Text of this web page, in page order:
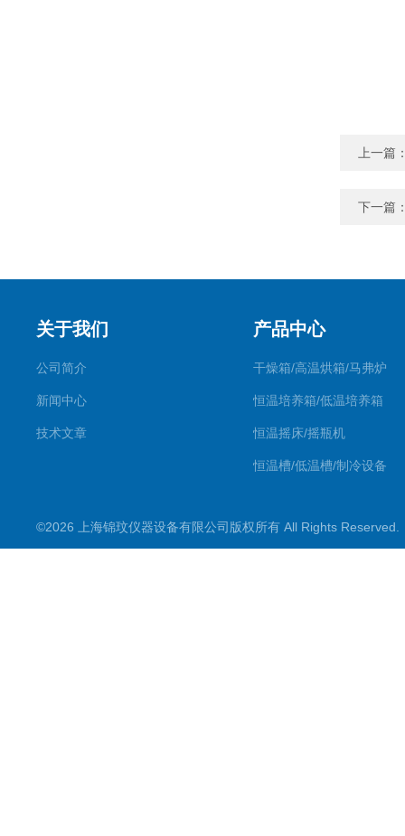
上一篇
下一篇
关于我们
公司简介
新闻中心
技术文章
产品中心
干燥箱/高温烘箱/马弗炉
恒温培养箱/低温培养箱
恒温摇床/摇瓶机
恒温槽/低温槽/制冷设备
超声波仪器
©2026 上海锦玟仪器设备有限公司版权所有 All Rights